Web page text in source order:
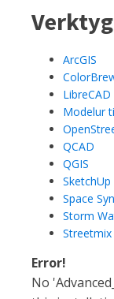
Verktyg
ArcGIS
LibreCAD
Modelur
QCAD
QGIS
SketchUp
Space
Storm
Streetmix
Error!
No